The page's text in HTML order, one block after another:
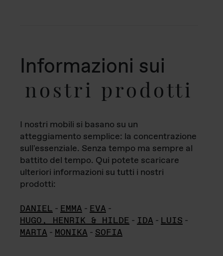
Informazioni sui
nostri prodotti
I nostri mobili si basano su un
atteggiamento semplice: la concentrazione
sull'essenziale. Senza tempo ma sempre al
battito del tempo. Qui potete scaricare
ulteriori informazioni su tutti i nostri
prodotti:
DANIEL - EMMA - EVA -
HUGO, HENRIK & HILDE - IDA - LUIS -
MARTA - MONIKA - SOFIA